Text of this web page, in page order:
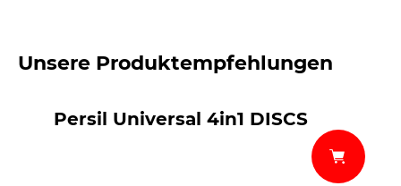
Unsere Produktempfehlungen
Persil Universal 4in1 DISCS